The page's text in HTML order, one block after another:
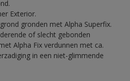
Exterior.
gronden met Alpha Superfix.
of slecht gebonden
Alpha Fix verdunnen met ca.
in een niet-glimmende